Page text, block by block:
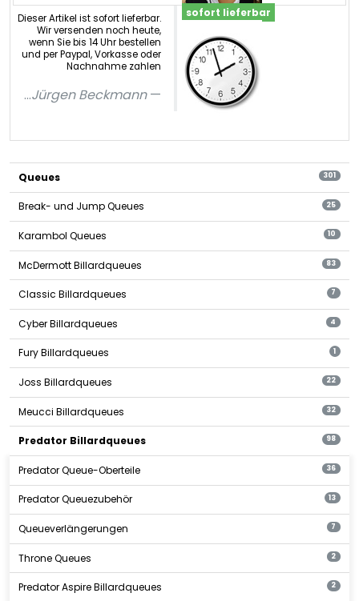
Dieser Artikel ist sofort lieferbar.
Wir versenden noch heute,
wenn Sie bis 14 Uhr bestellen
und per Paypal, Vorkasse oder
Nachnahme zahlen
...Jürgen Beckmann
sofort lieferbar
Queues 301
Break- und Jump Queues 25
Karambol Queues 10
McDermott Billardqueues 83
Classic Billardqueues 7
Cyber Billardqueues 4
Fury Billardqueues 1
Joss Billardqueues 22
Meucci Billardqueues 32
Predator Billardqueues 98
Predator Queue-Oberteile 36
Predator Queuezubehör 13
Queueverlängerungen 7
Throne Queues 2
Predator Aspire Billardqueues 2